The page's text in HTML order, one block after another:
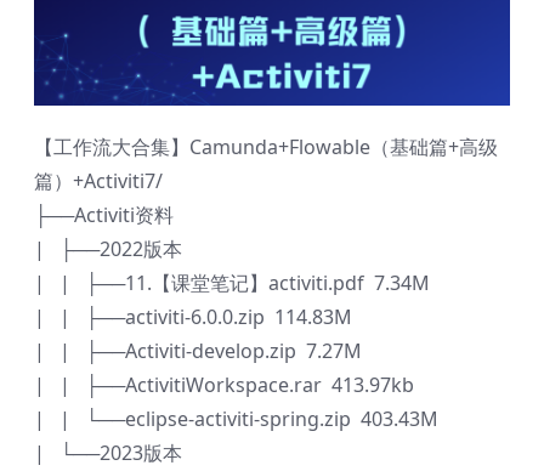
【工作流大合集】Camunda+Flowable（基础篇+高级
篇）+Activiti7/
├──Activiti资料
| ├──2022版本
| | ├──11.【课堂笔记】activiti.pdf 7.34M
| | ├──activiti-6.0.0.zip 114.83M
| | ├──Activiti-develop.zip 7.27M
| | ├──ActivitiWorkspace.rar 413.97kb
| | └──eclipse-activiti-spring.zip 403.43M
| └──2023版本